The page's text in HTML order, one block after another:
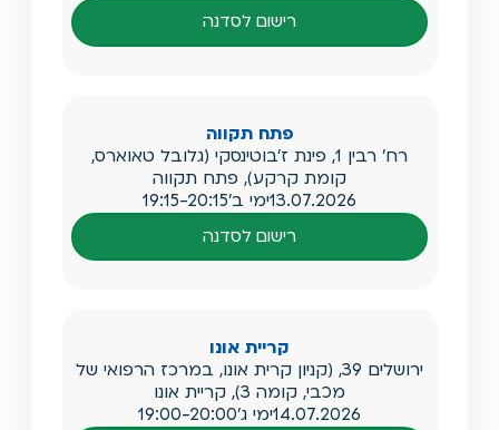
רישום לסדנה
פתח תקווה
רח' רבין 1, פינת ז'בוטינסקי (גלובל טאוארס,
קומת קרקע), פתח תקווה
13.07.2026ימי ב'19:15-20:15
רישום לסדנה
קריית אונו
ירושלים 39, (קניון קרית אונו, במרכז הרפואי של
מכבי, קומה 3), קריית אונו
14.07.2026ימי ג'19:00-20:00